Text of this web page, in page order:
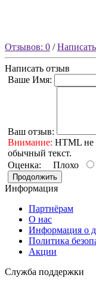
Отзывов: 0 /
Написать отзыв
Ваше Имя:
Ваш отзыв:
Внимание: HTML не
обычный текст.
Оценка: Плохо
Продолжить
Информация
Партнёрам
О нас
Информация о
Политика
Акции
Служба поддержки